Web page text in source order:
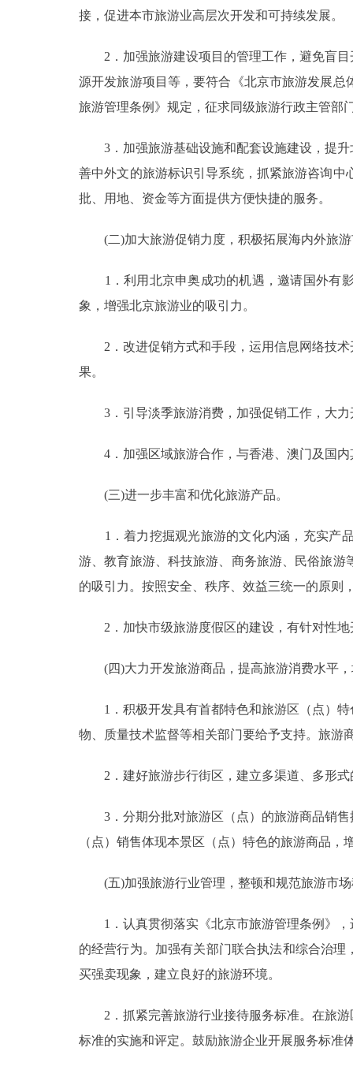
接，促进本市旅游业高层次开发和可持续发展。
2．加强旅游建设项目的管理工作，避免盲目
源开发旅游项目等，要符合《北京市旅游发展
旅游管理条例》规定，征求同级旅游行政主管部
3．加强旅游基础设施和配套设施建设，提升
善中外文的旅游标识引导系统，抓紧旅游咨询
批、用地、资金等方面提供方便快捷的服务。
(二)加大旅游促销力度，积极拓展海内外旅游
1．利用北京申奥成功的机遇，邀请国外有影
象，增强北京旅游业的吸引力。
2．改进促销方式和手段，运用信息网络技术
果。
3．引导淡季旅游消费，加强促销工作，大力
4．加强区域旅游合作，与香港、澳门及国内
(三)进一步丰富和优化旅游产品。
1．着力挖掘观光旅游的文化内涵，充实产品
游、教育旅游、科技旅游、商务旅游、民俗旅
的吸引力。按照安全、秩序、效益三统一的原则
2．加快市级旅游度假区的建设，有针对性地
(四)大力开发旅游商品，提高旅游消费水平，
1．积极开发具有首都特色和旅游区（点）特
物、质量技术监督等相关部门要给予支持。旅游
2．建好旅游步行街区，建立多渠道、多形式
3．分期分批对旅游区（点）的旅游商品销售
（点）销售体现本景区（点）特色的旅游商品，
(五)加强旅游行业管理，整顿和规范旅游市场
1．认真贯彻落实《北京市旅游管理条例》，
的经营行为。加强有关部门联合执法和综合治
买强卖现象，建立良好的旅游环境。
2．抓紧完善旅游行业接待服务标准。在旅游
标准的实施和评定。鼓励旅游企业开展服务标准